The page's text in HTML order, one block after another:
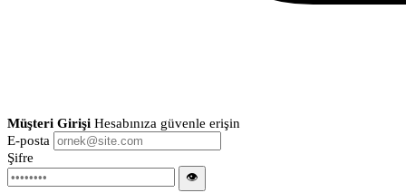
Müşteri Girişi Hesabınıza güvenle erişin
E-posta
Şifre
👁